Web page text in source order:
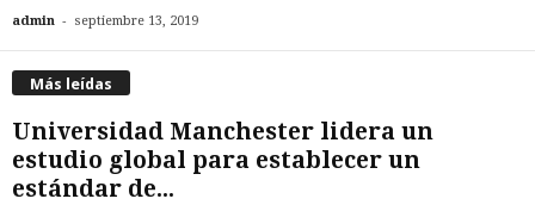
admin - septiembre 13, 2019
Más leídas
Universidad Manchester lidera un
estudio global para establecer un
estándar de...